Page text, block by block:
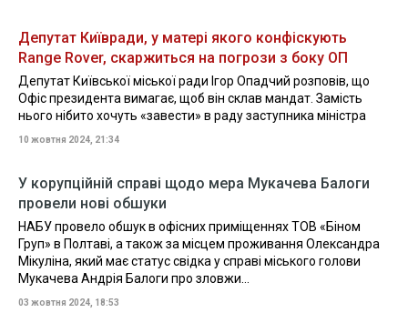
Депутат Київради, у матері якого конфіскують
Range Rover, скаржиться на погрози з боку ОП
Депутат Київської міської ради Ігор Опадчий розповів, що
Офіс президента вимагає, щоб він склав мандат. Замість
нього нібито хочуть «завести» в раду заступника міністра
10 жовтня 2024, 21:34
У корупційній справі щодо мера Мукачева Балоги
провели нові обшуки
НАБУ провело обшук в офісних приміщеннях ТОВ «Біном
Груп» в Полтаві, а також за місцем проживання Олександра
Мікуліна, який має статус свідка у справі міського голови
Мукачева Андрія Балоги про зловжи...
03 жовтня 2024, 18:53